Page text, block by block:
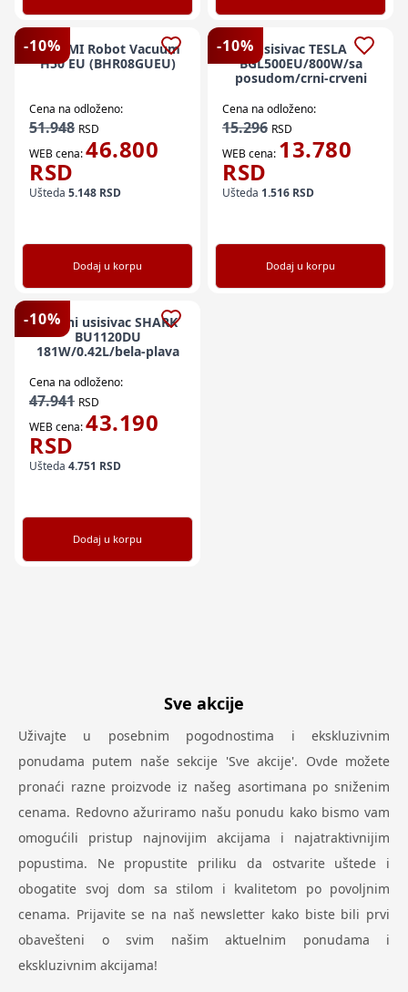
-10%
XIAOMI Robot Vacuum
H50 EU (BHR08GUEU)
Cena na odloženo:
51.948 RSD
WEB cena:46.800
RSD
Ušteda 5.148 RSD
Dodaj u korpu
-10% Usisivac TESLA
BGL500EU/800W/sa
posudom/crni-crveni
Cena na odloženo:
15.296 RSD
WEB cena: 13.780
RSD
Ušteda 1.516 RSD
Dodaj u korpu
-10%
Štapni usisivac SHARK
BU1120DU
181W/0.42L/bela-plava
Cena na odloženo:
47.941 RSD
WEB cena:43.190
RSD
Ušteda 4.751 RSD
Dodaj u korpu
Sve akcije
Uživajte u posebnim pogodnostima i ekskluzivnim
ponudama putem naše sekcije 'Sve akcije'. Ovde možete
pronaći razne proizvode iz našeg asortimana po sniženim
cenama. Redovno ažuriramo našu ponudu kako bismo vam
omogućili pristup najnovijim akcijama i najatraktivnijim
popustima. Ne propustite priliku da ostvarite uštede i
obogatite svoj dom sa stilom i kvalitetom po povoljnim
cenama. Prijavite se na naš newsletter kako biste bili prvi
obavešteni o svim našim aktuelnim ponudama i
ekskluzivnim akcijama!